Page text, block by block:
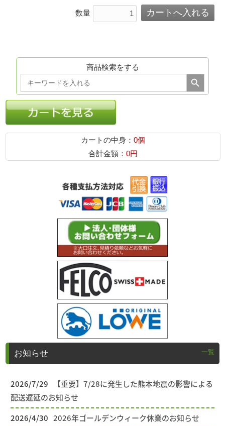
数量
商品検索をする
Search
for:
Search Button
カートの中身： 0個
合計金額： 0円
お知らせ 一覧
2026/7/29
【重要】7/28に発生した熊本地震の影響による
配送遅延のお知らせ
2026/4/30 2026年ゴールデンウィーク休業のお知らせ